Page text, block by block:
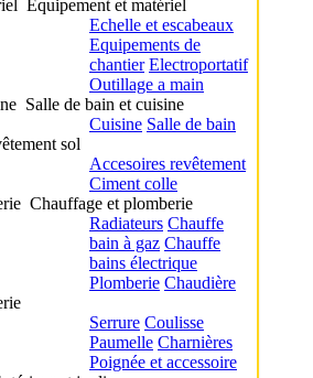
Equipement et matériel
Echelle et escabeaux
Equipements de
chantier Electroportatif
Outillage a main
Salle de bain et cuisine
Cuisine Salle de bain
sol
Accesoires revêtement
Ciment colle
Chauffage et plomberie
Radiateurs Chauffe
bain à gaz Chauffe
bains électrique
Plomberie Chaudière
Serrure Coulisse
Paumelle Charnières
Poignée et accessoire